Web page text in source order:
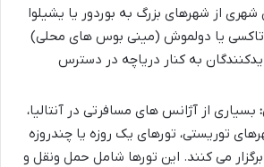
از شهرهای بزرگ به بوردور یا یشیلوا
تاکسی یا دولموش (مینی بوس های محلی)
به کنار دریاچه در دسترس
بسیاری از آژانس های مسافرتی در آنتالیا،
توریستی، تورهای یک روزه یا چندروزه
می کنند. این تورها شامل حمل ونقل و